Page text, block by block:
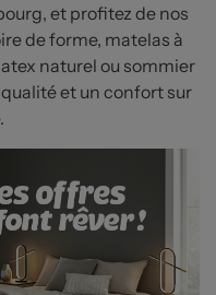
et profitez de nos
de forme, matelas à
naturel ou sommier
et un confort sur